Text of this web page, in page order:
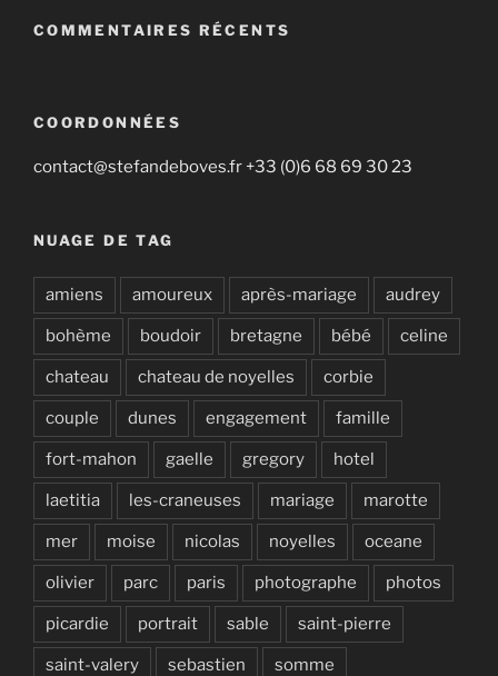
COMMENTAIRES RÉCENTS
COORDONNÉES
contact@stefandeboves.fr +33 (0)6 68 69 30 23
NUAGE DE TAG
amiens amoureux après-mariage audrey
bohème boudoir bretagne bébé celine
chateau chateau de noyelles corbie
couple dunes engagement famille
fort-mahon gaelle gregory hotel
laetitia les-craneuses mariage marotte
mer moise nicolas noyelles oceane
olivier parc paris photographe photos
picardie portrait sable saint-pierre
saint-valery sebastien somme